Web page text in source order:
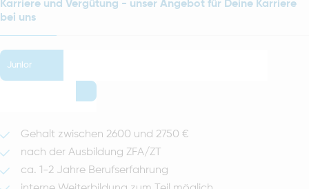
Karriere und Vergütung - unser Angebot für Deine Karriere
bei uns
Junior
Gehalt zwischen 2600 und 2750 €
nach der Ausbildung ZFA/ZT
ca. 1-2 Jahre Berufserfahrung